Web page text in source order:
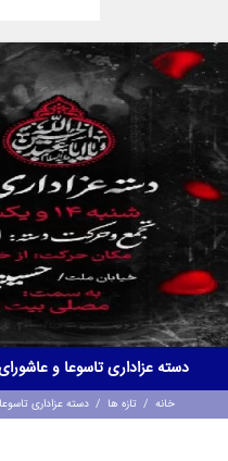
دسته عزاداری تاسوعا و
خانه / تازه ها / دسته عزاداری